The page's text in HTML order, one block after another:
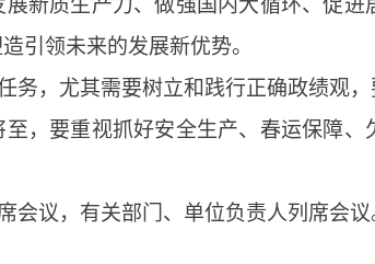
新质生产力、做强国内大循环、促进
引领未来的发展新优势。
务，尤其需要树立和践行正确政绩观
，要重视抓好安全生产、春运保障
会议，有关部门、单位负责人列席会议